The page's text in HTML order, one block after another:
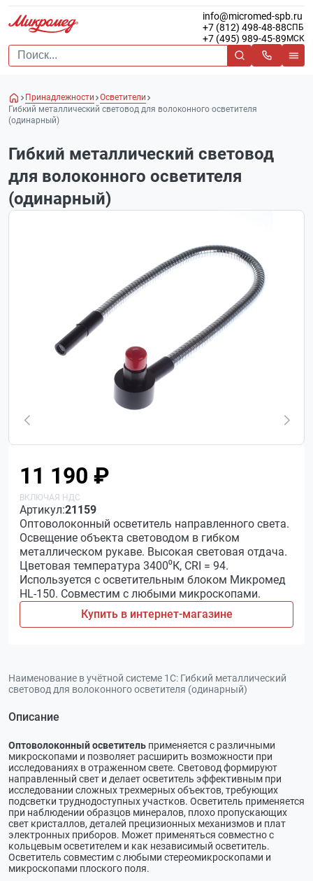
info@micromed-spb.ru
+7 (812) 498-48-88СПБ
+7 (495) 989-45-89 МСК
Принадлежности
Осветители
Гибкий металлический световод для волоконного осветителя
(одинарный)
Гибкий металлический световод
для волоконного осветителя
(одинарный)
11 190 ₽
Артикул:21159
Оптоволоконный осветитель направленного света.
Освещение объекта световодом в гибком
металлическом рукаве. Высокая световая отдача.
Цветовая температура 3400⁰К, CRI = 94.
Используется с осветительным блоком Микромед
HL-150. Совместим с любыми микроскопами.
Купить в интернет-магазине
Наименование в учётной системе 1С: Гибкий металлический
световод для волоконного осветителя (одинарный)
Описание
Оптоволоконный осветитель применяется с различными
микроскопами и позволяет расширить возможности при
исследованиях в отраженном свете. Световод формируют
направленный свет и делает осветитель эффективным при
исследовании сложных трехмерных объектов, требующих
подсветки труднодоступных участков. Осветитель применяется
при наблюдении образцов минералов, плохо пропускающих
свет кристаллов, деталей прецизионных механизмов и плат
электронных приборов. Может применяться совместно с
кольцевым осветителем и как независимый осветитель.
Осветитель совместим с любыми стереомикроскопами и
микроскопами плоского поля.